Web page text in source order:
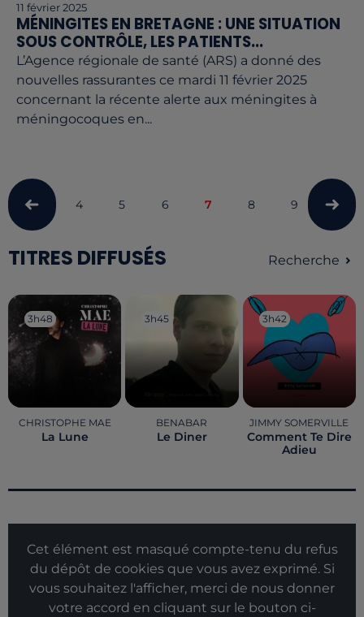
11 février 2025
MÉNINGITES EN BRETAGNE : UNE SITUATION
SOUS CONTRÔLE, LES PATIENTS...
L’Agence régionale de santé (ARS) a donné des
nouvelles rassurantes ce mardi 11 février 2025
concernant la récente alerte aux méningites à
méningocoques en...
4 5 6 7 8 9 10
TITRES DIFFUSÉS Recherche
3h48
3h48
CHRISTOPHE MAE
La Lune
3h45
3h45
BENABAR
Le Diner
3h42
3h42
JIMMY SOMERVILLE
Comment Te Dire
Adieu
Cet élément est masqué compte-tenu du refus
du dépôt de cookies que vous avez exprimé. Si
vous souhaitez l'afficher, merci de nous donner
votre accord en cliquant sur le bouton ci-